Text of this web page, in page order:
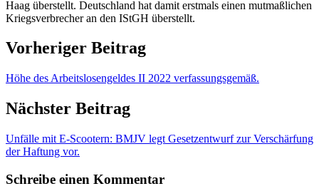
Haag überstellt. Deutschland hat damit erstmals einen mutmaßlichen
Kriegsverbrecher an den IStGH überstellt.
Vorheriger Beitrag
Höhe des Arbeitslosengeldes II 2022 verfassungsgemäß.
Nächster Beitrag
Unfälle mit E-Scootern: BMJV legt Gesetzentwurf zur Verschärfung
der Haftung vor.
Schreibe einen Kommentar